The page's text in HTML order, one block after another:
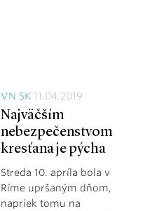
VN SK11.04.2019
Najväčším
nebezpečenstvom
kresťana je pýcha
Streda 10. apríla bola v
Ríme upršaným dňom,
napriek tomu na